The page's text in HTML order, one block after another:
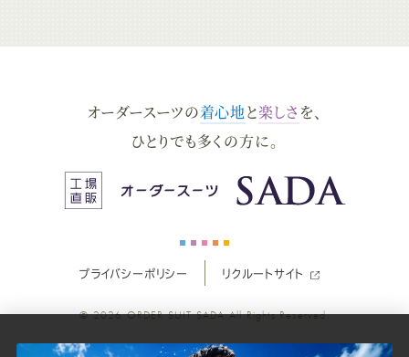
ー
ス
ツ
SADA
ー
ス
ー
SADA
ー
ス
ー
ツ
SADA
ー
ス
ツ
SADA
ス
ツ
SADA
オーダースーツの着心地と楽しさ を、
ひとりでも多くの方に。
プライバシーポリシー リクルートサイト
© 2026ORDER SUIT SADAAll Rights Reserved.